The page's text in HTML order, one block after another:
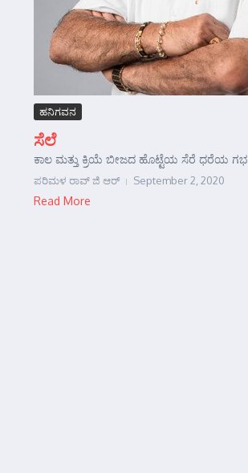
ಹನಿಗವನ
ಸೆಲೆ
ಕಾಲ ಮತ್ತು ಕ್ರಿಯೆ ಬೀಜದ ಹೊಟ್ಟೆಯ ಸೆರೆ ಧರೆಯ
ಪರಿಮಳ ರಾವ್ ಜಿ ಆರ್‍ September 2, 2020
Read More